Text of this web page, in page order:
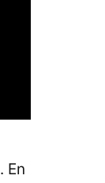
. En